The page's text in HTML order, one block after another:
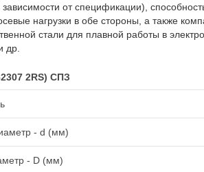
от спецификации),
нагрузки в обе стороны, а также
стали для плавной работы в
др.
2RS) СПЗ
- d (мм)
- D (мм)